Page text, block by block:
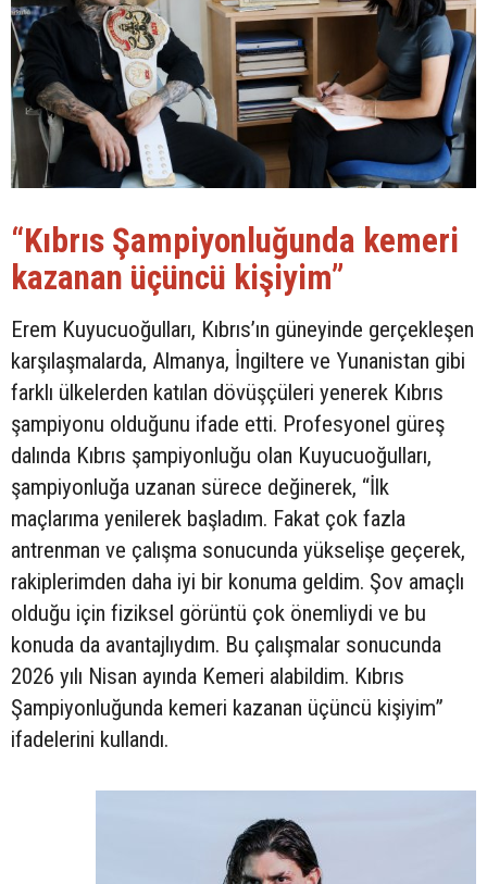
“Kıbrıs Şampiyonluğunda kemeri
kazanan üçüncü kişiyim”
Erem Kuyucuoğulları, Kıbrıs’ın güneyinde gerçekleşen
karşılaşmalarda, Almanya, İngiltere ve Yunanistan gibi
farklı ülkelerden katılan dövüşçüleri yenerek Kıbrıs
şampiyonu olduğunu ifade etti. Profesyonel güreş
dalında Kıbrıs şampiyonluğu olan Kuyucuoğulları,
şampiyonluğa uzanan sürece değinerek, “İlk
maçlarıma yenilerek başladım. Fakat çok fazla
antrenman ve çalışma sonucunda yükselişe geçerek,
rakiplerimden daha iyi bir konuma geldim. Şov amaçlı
olduğu için fiziksel görüntü çok önemliydi ve bu
konuda da avantajlıydım. Bu çalışmalar sonucunda
2026 yılı Nisan ayında Kemeri alabildim. Kıbrıs
Şampiyonluğunda kemeri kazanan üçüncü kişiyim”
ifadelerini kullandı.